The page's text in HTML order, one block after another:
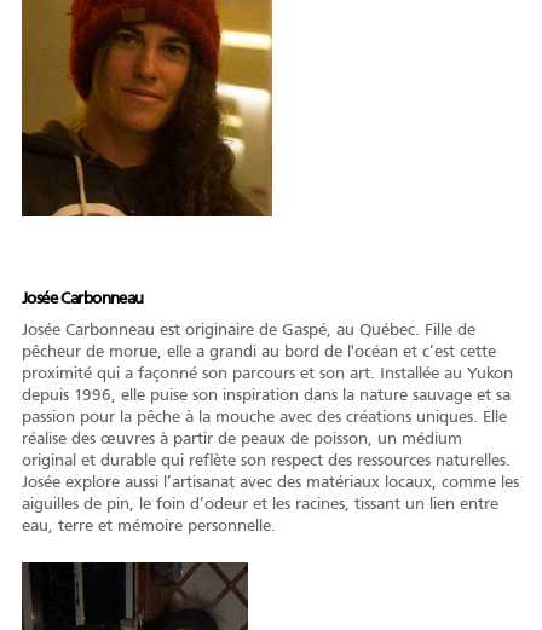
Josée Carbonneau
Josée Carbonneau est originaire de Gaspé, au Québec. Fille de
pêcheur de morue, elle a grandi au bord de l'océan et c’est cette
proximité qui a façonné son parcours et son art. Installée au Yukon
depuis 1996, elle puise son inspiration dans la nature sauvage et sa
passion pour la pêche à la mouche avec des créations uniques. Elle
réalise des œuvres à partir de peaux de poisson, un médium
original et durable qui reflète son respect des ressources naturelles.
Josée explore aussi l’artisanat avec des matériaux locaux, comme les
aiguilles de pin, le foin d’odeur et les racines, tissant un lien entre
eau, terre et mémoire personnelle.